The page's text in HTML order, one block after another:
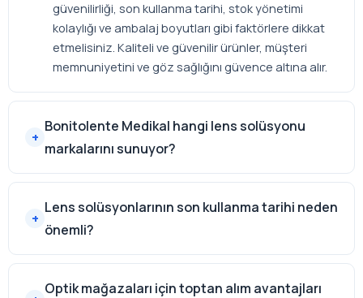
güvenilirliği, son kullanma tarihi, stok yönetimi
kolaylığı ve ambalaj boyutları gibi faktörlere dikkat
etmelisiniz. Kaliteli ve güvenilir ürünler, müşteri
memnuniyetini ve göz sağlığını güvence altına alır.
Bonitolente Medikal hangi lens solüsyonu
markalarını sunuyor?
Lens solüsyonlarının son kullanma tarihi neden
önemli?
Optik mağazaları için toptan alım avantajları